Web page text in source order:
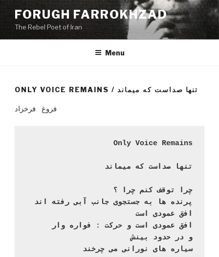
Skip
to
content
FORUGH FARROKHZAD
The Rebel Poet of Iran
Menu
ONLY VOICE REMAINS / تنها صداست که میماند
Only Voice Remains
تنها صداست که میماند
چرا توقف کنم چرا ؟
پرنده ها به جستجوی جانب آبی رفته اند
افق عمودی است
افق عمودی است و حرکت : فواره وار
و در حدود بینش
سیاره های نورانی می چرخند